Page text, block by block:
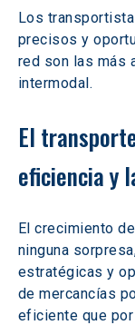
Los
precisos y
red son las más
intermodal.
El
eficiencia y
El crecimiento
ninguna
estratégicas y
de mercancías
eficiente que